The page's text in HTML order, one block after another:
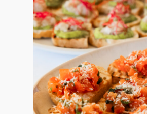
Inseln 70
E-Form 50